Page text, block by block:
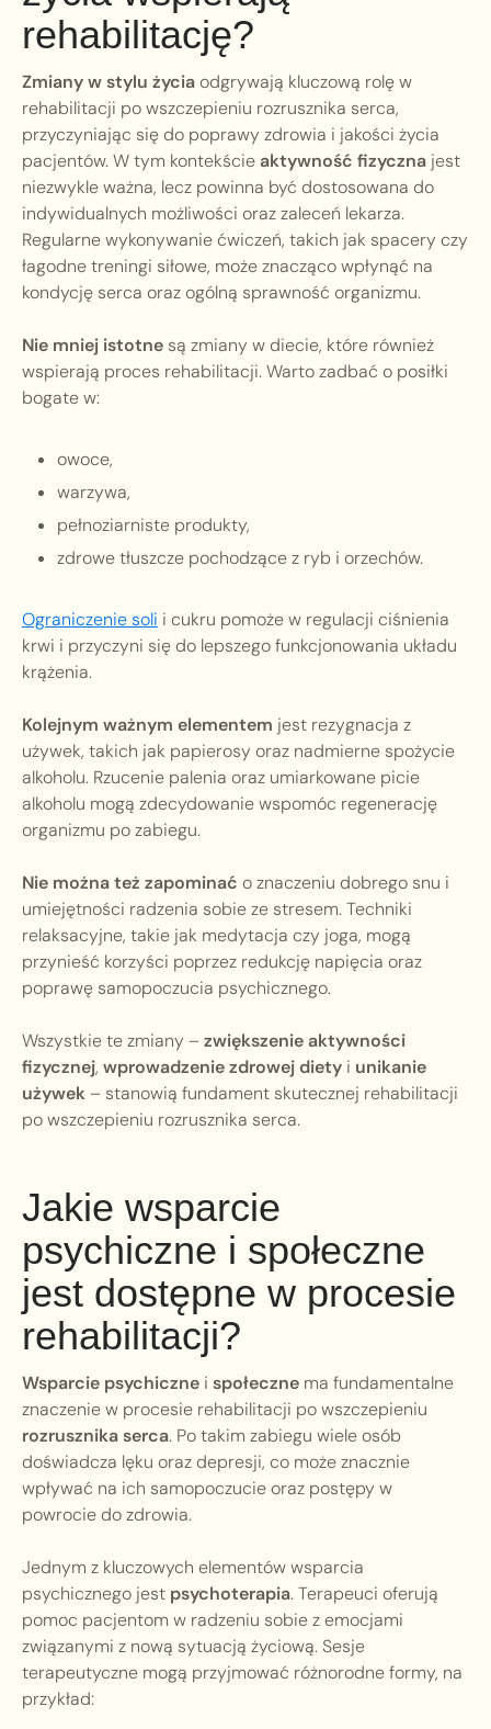
rehabilitację?
Zmiany w stylu życiaodgrywają kluczową rolę w
rehabilitacji po wszczepieniu rozrusznika serca,
przyczyniając się do poprawy zdrowia i jakości życia
pacjentów. W tym kontekścieaktywność fizyczna jest
niezwykle ważna, lecz powinna być dostosowana do
indywidualnych możliwości oraz zaleceń lekarza.
Regularne wykonywanie ćwiczeń, takich jak spacery czy
łagodne treningi siłowe, może znacząco wpłynąć na
kondycję serca oraz ogólną sprawność organizmu.
Nie mniej istotne są zmiany w diecie, które również
wspierają proces rehabilitacji. Warto zadbać o posiłki
bogate w:
owoce,
warzywa,
pełnoziarniste produkty,
zdrowe tłuszcze pochodzące z ryb i orzechów.
Ograniczenie soli i cukru pomoże w regulacji ciśnienia
krwi i przyczyni się do lepszego funkcjonowania układu
krążenia.
Kolejnym ważnym elementem jest rezygnacja z
używek, takich jak papierosy oraz nadmierne spożycie
alkoholu. Rzucenie palenia oraz umiarkowane picie
alkoholu mogą zdecydowanie wspomóc regenerację
organizmu po zabiegu.
Nie można też zapominać o znaczeniu dobrego snu i
umiejętności radzenia sobie ze stresem. Techniki
relaksacyjne, takie jak medytacja czy joga, mogą
przynieść korzyści poprzez redukcję napięcia oraz
poprawę samopoczucia psychicznego.
Wszystkie te zmiany – zwiększenie aktywności
fizycznej, wprowadzenie zdrowej diety i unikanie
używek– stanowią fundament skutecznej rehabilitacji
po wszczepieniu rozrusznika serca.
Jakie wsparcie
psychiczne i społeczne
jest dostępne w procesie
rehabilitacji?
Wsparcie psychiczne i społeczne ma fundamentalne
znaczenie w procesie rehabilitacji po wszczepieniu
rozrusznika serca. Po takim zabiegu wiele osób
doświadcza lęku oraz depresji, co może znacznie
wpływać na ich samopoczucie oraz postępy w
powrocie do zdrowia.
Jednym z kluczowych elementów wsparcia
psychicznego jest psychoterapia. Terapeuci oferują
pomoc pacjentom w radzeniu sobie z emocjami
związanymi z nową sytuacją życiową. Sesje
terapeutyczne mogą przyjmować różnorodne formy, na
przykład: